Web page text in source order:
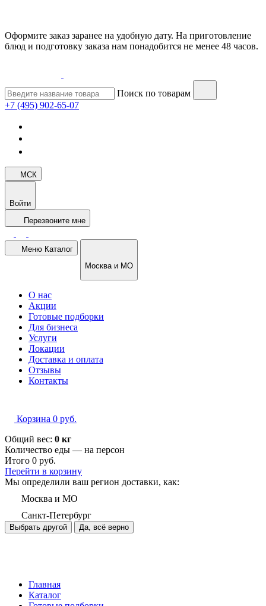
Оформите заказ заранее на удобную дату. На приготовление
блюд и подготовку заказа нам понадобится не менее 48 часов.
Поиск по товарам
+7 (495) 902-65-07
МСК
Войти
Перезвоните мне
Меню Каталог
Москва и МО
О нас
Акции
Готовые подборки
Для бизнеса
Услуги
Локации
Доставка и оплата
Отзывы
Контакты
Корзина 0 руб.
Общий вес: 0 кг
Количество еды — на персон
Итого 0 руб.
Перейти в корзину
Мы определили ваш регион доставки, как:
Москва и МО
Санкт-Петербург
Выбрать другой Да, всё верно
Главная
Каталог